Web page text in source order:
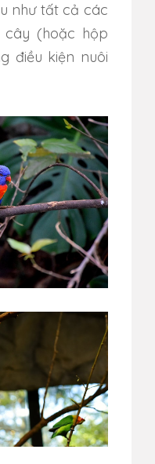
như tất cả các
(hoặc hộp
điều kiện nuôi